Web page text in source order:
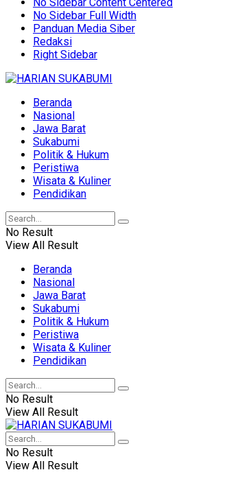
No Sidebar Full Width
Panduan Media Siber
Redaksi
Right Sidebar
Beranda
Nasional
Jawa Barat
Sukabumi
Politik & Hukum
Peristiwa
Wisata & Kuliner
Pendidikan
No Result
View All Result
Beranda
Nasional
Jawa Barat
Sukabumi
Politik & Hukum
Peristiwa
Wisata & Kuliner
Pendidikan
No Result
View All Result
No Result
View All Result